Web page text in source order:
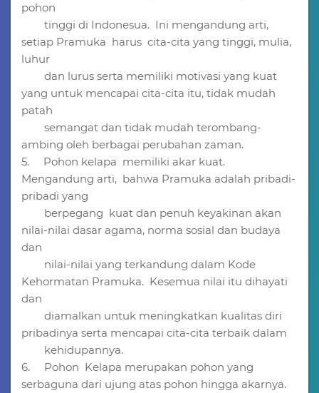
pohon
tinggi di Indonesua. Ini mengandung arti,
setiap Pramuka harus cita-cita yang tinggi, mulia,
luhur
dan lurus serta memiliki motivasi yang kuat
yang untuk mencapai cita-cita itu, tidak mudah
patah
semangat dan tidak mudah terombang-
ambing oleh berbagai perubahan zaman.
5. Pohon kelapa memiliki akar kuat.
Mengandung arti, bahwa Pramuka adalah pribadi-
pribadi yang
berpegang kuat dan penuh keyakinan akan
nilai-nilai dasar agama, norma sosial dan budaya
dan
nilai-nilai yang terkandung dalam Kode
Kehormatan Pramuka. Kesemua nilai itu dihayati
dan
diamalkan untuk meningkatkan kualitas diri
pribadinya serta mencapai cita-cita terbaik dalam
kehidupannya.
6. Pohon Kelapa merupakan pohon yang
serbaguna dari ujung atas pohon hingga akarnya.